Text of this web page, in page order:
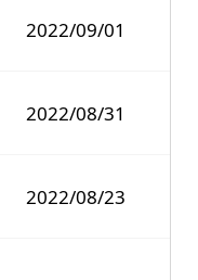
2022/09/01
2022/08/31
2022/08/23